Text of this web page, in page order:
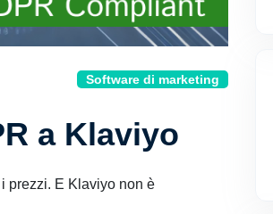
Software di marketing
a Klaviyo
prezzi. E Klaviyo non è